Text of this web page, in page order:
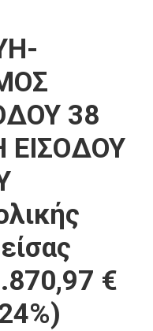
38
ΕΙΣΟΔΟΥ
€